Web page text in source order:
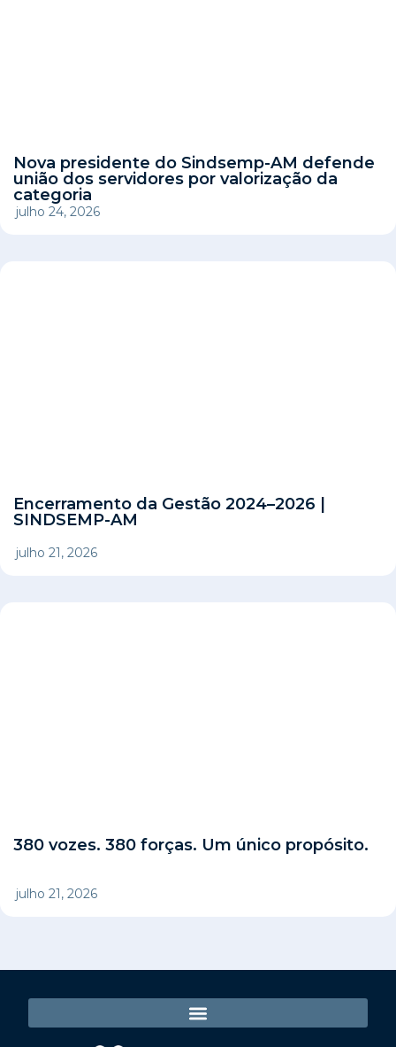
Nova presidente do Sindsemp-AM defende
união dos servidores por valorização da
categoria
julho 24, 2026
Encerramento da Gestão 2024–2026 |
SINDSEMP-AM
julho 21, 2026
380 vozes. 380 forças. Um único propósito.
julho 21, 2026